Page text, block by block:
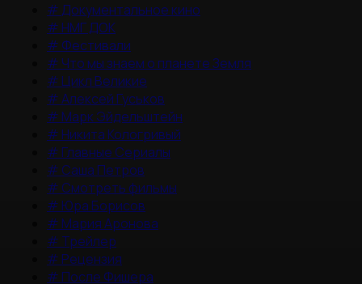
# Документальное кино
# НМГ ДОК
# Фестивали
# Что мы знаем о планете Земля
# Цикл Великие
#Алексей Гуськов
# Марк Эйдельштейн
# Никита Кологривый
# Главные Сериалы
# Саша Петров
# Смотреть фильмы
# Юра Борисов
# Мария Аронова
# Трейлер
# Рецензия
# После Фишера